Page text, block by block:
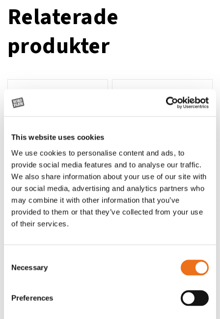
This website uses cookies
We use cookies to personalise content and ads, to
provide social media features and to analyse our traffic.
We also share information about your use of our site with
our social media, advertising and analytics partners who
may combine it with other information that you’ve
provided to them or that they’ve collected from your use
of their services.
Selection
Necessary
Preferences
Relaterade
produkter
Lägg till i varukorg
Rotor, komplett med slagor
OR80013456G
Grön truckknapp